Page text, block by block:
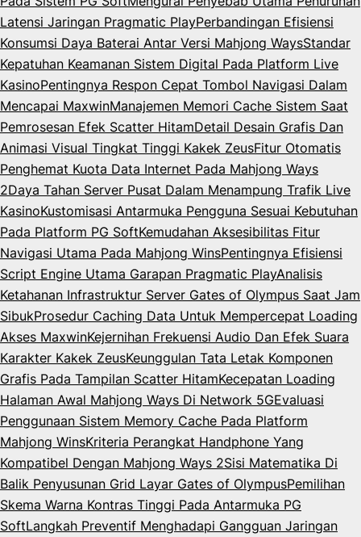
Latensi Jaringan Pragmatic PlayPerbandingan Efisiensi
Konsumsi Daya Baterai Antar Versi Mahjong WaysStandar
Kepatuhan Keamanan Sistem Digital Pada Platform Live
KasinoPentingnya Respon Cepat Tombol Navigasi Dalam
Mencapai MaxwinManajemen Memori Cache Sistem Saat
Pemrosesan Efek Scatter HitamDetail Desain Grafis Dan
Animasi Visual Tingkat Tinggi Kakek ZeusFitur Otomatis
Penghemat Kuota Data Internet Pada Mahjong Ways
2Daya Tahan Server Pusat Dalam Menampung Trafik Live
KasinoKustomisasi Antarmuka Pengguna Sesuai Kebutuhan
Pada Platform PG SoftKemudahan Aksesibilitas Fitur
Navigasi Utama Pada Mahjong WinsPentingnya Efisiensi
Script Engine Utama Garapan Pragmatic PlayAnalisis
Ketahanan Infrastruktur Server Gates of Olympus Saat Jam
SibukProsedur Caching Data Untuk Mempercepat Loading
Akses MaxwinKejernihan Frekuensi Audio Dan Efek Suara
Karakter Kakek ZeusKeunggulan Tata Letak Komponen
Grafis Pada Tampilan Scatter HitamKecepatan Loading
Halaman Awal Mahjong Ways Di Network 5GEvaluasi
Penggunaan Sistem Memory Cache Pada Platform
Mahjong WinsKriteria Perangkat Handphone Yang
Kompatibel Dengan Mahjong Ways 2Sisi Matematika Di
Balik Penyusunan Grid Layar Gates of OlympusPemilihan
Skema Warna Kontras Tinggi Pada Antarmuka PG
SoftLangkah Preventif Menghadapi Gangguan Jaringan